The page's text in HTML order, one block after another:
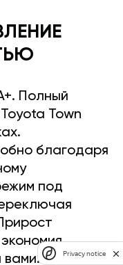
Полный
Town
благодаря
под
вами.
Privacy notice